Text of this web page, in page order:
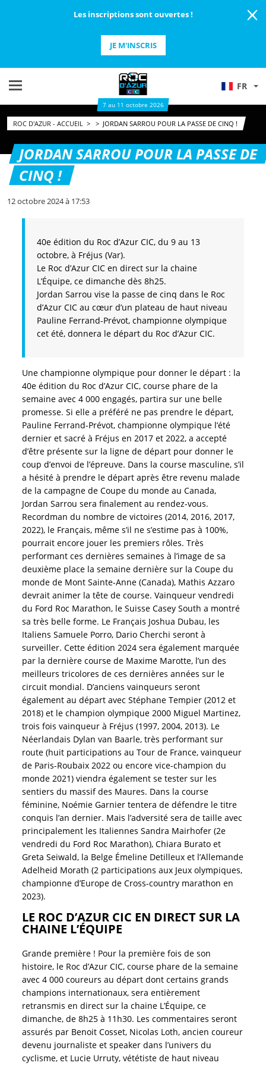
Les inscriptions sont ouvertes !
JE M'INSCRIS
FR
7 au 11 octobre 2026
ROC D'AZUR - ACCUEIL > > JORDAN SARROU POUR LA PASSE DE CINQ !
JORDAN SARROU POUR LA PASSE DE
CINQ !
12 octobre 2024 à 17:53
40e édition du Roc d’Azur CIC, du 9 au 13
octobre, à Fréjus (Var).
Le Roc d’Azur CIC en direct sur la chaine
L’Équipe, ce dimanche dès 8h25.
Jordan Sarrou vise la passe de cinq dans le Roc
d’Azur CIC au cœur d’un plateau de haut niveau
Pauline Ferrand-Prévot, championne olympique
cet été, donnera le départ du Roc d’Azur CIC.
Une championne olympique pour donner le départ : la
40e édition du Roc d’Azur CIC, course phare de la
semaine avec 4 000 engagés, partira sur une belle
promesse. Si elle a préféré ne pas prendre le départ,
Pauline Ferrand-Prévot, championne olympique l’été
dernier et sacré à Fréjus en 2017 et 2022, a accepté
d’être présente sur la ligne de départ pour donner le
coup d’envoi de l’épreuve. Dans la course masculine, s’il
a hésité à prendre le départ après être revenu malade
de la campagne de Coupe du monde au Canada,
Jordan Sarrou sera finalement au rendez-vous.
Recordman du nombre de victoires (2014, 2016, 2017,
2022), le Français, même s’il ne s’estime pas à 100%,
pourrait encore jouer les premiers rôles. Très
performant ces dernières semaines à l’image de sa
deuxième place la semaine dernière sur la Coupe du
monde de Mont Sainte-Anne (Canada), Mathis Azzaro
devrait animer la tête de course. Vainqueur vendredi
du Ford Roc Marathon, le Suisse Casey South a montré
sa très belle forme. Le Français Joshua Dubau, les
Italiens Samuele Porro, Dario Cherchi seront à
surveiller. Cette édition 2024 sera également marquée
par la dernière course de Maxime Marotte, l’un des
meilleurs tricolores de ces dernières années sur le
circuit mondial. D’anciens vainqueurs seront
également au départ avec Stéphane Tempier (2012 et
2018) et le champion olympique 2000 Miguel Martinez,
trois fois vainqueur à Fréjus (1997, 2004, 2013). Le
Néerlandais Dylan van Baarle, très performant sur
route (huit participations au Tour de France, vainqueur
de Paris-Roubaix 2022 ou encore vice-champion du
monde 2021) viendra également se tester sur les
sentiers du massif des Maures. Dans la course
féminine, Noémie Garnier tentera de défendre le titre
conquis l’an dernier. Mais l’adversité sera de taille avec
principalement les Italiennes Sandra Mairhofer (2e
vendredi du Ford Roc Marathon), Chiara Burato et
Greta Seiwald, la Belge Émeline Detilleux et l’Allemande
Adelheid Morath (2 participations aux Jeux olympiques,
championne d’Europe de Cross-country marathon en
2023).
LE ROC D’AZUR CIC EN DIRECT SUR LA
CHAINE L’ÉQUIPE
Grande première ! Pour la première fois de son
histoire, le Roc d’Azur CIC, course phare de la semaine
avec 4 000 coureurs au départ dont certains grands
champions internationaux, sera entièrement
retransmis en direct sur la chaine L’Équipe, ce
dimanche, de 8h25 à 11h30. Les commentaires seront
assurés par Benoit Cosset, Nicolas Loth, ancien coureur
devenu journaliste et speaker dans l’univers du
cyclisme, et Lucie Urruty, vététiste de haut niveau